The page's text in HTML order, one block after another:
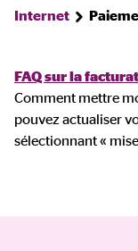
Internet
FAQ sur la
Comment mettre
pouvez actualiser
sélectionnant «